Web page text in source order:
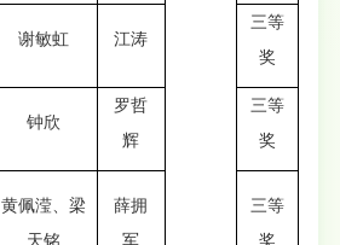
谢敏虹 江涛
三等
奖
钟欣
罗哲
辉
三等
奖
黄佩滢、梁
天铭
薛拥
军
三等
奖